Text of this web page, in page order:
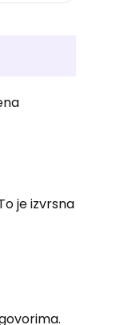
je izvrsna